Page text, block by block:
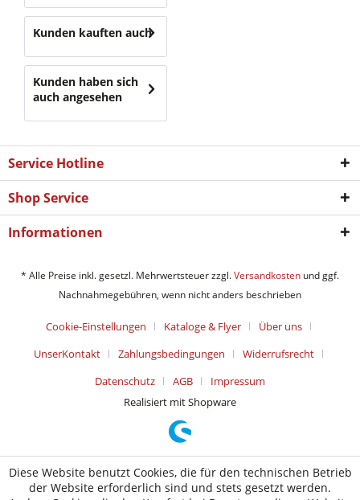
Kunden kauften auch
Kunden haben sich
auch angesehen
Service Hotline
Shop Service
Informationen
* Alle Preise inkl. gesetzl. Mehrwertsteuer zzgl.Versandkosten und ggf.
Nachnahmegebühren, wenn nicht anders beschrieben
Cookie-Einstellungen Kataloge & Flyer
Über uns
UnserKontakt
Zahlungsbedingungen
Widerrufsrecht
Datenschutz
AGB
Impressum
Realisiert mit Shopware
Diese Website benutzt Cookies, die für den technischen Betrieb
der Website erforderlich sind und stets gesetzt werden.